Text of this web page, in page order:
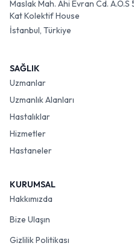
Maslak Mah. Ahi Evran Cd.
Kat Kolektif House
İstanbul, Türkiye
SAĞLIK
Uzmanlar
Uzmanlık Alanları
Hastalıklar
Hizmetler
Hastaneler
KURUMSAL
Hakkımızda
Bize Ulaşın
Gizlilik Politikası